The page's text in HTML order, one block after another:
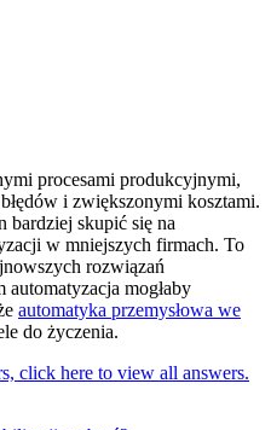
procesami produkcyjnymi,
i zwiększonymi kosztami.
bardziej skupić się na
w mniejszych firmach. To
rozwiązań
automatyzacja mogłaby
automatyka przemysłowa we
do życzenia.
click here to view all answers.